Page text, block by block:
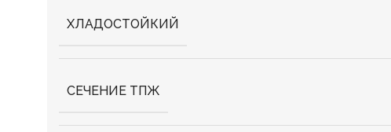
ХЛАДОСТОЙКИЙ
СЕЧЕНИЕ ТПЖ